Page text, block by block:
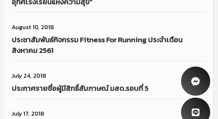
August 10, 2018
ประชาสัมพันธ์กิจกรรม Fitness For Running ประจำเดือน
สิงหาคม 2561
July 24, 2018
ประกาศรายชื่อผู้มีสิทธิ์สัมภาษณ์ มสด.รอบที่ 5
July 17, 2018